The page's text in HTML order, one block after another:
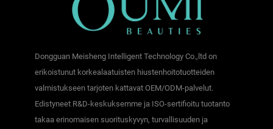
Dongguan Meisheng Intelligent Technology Co.,ltd on
erikoistunut korkealaatuisten hiustenhoitotuotteiden
valmistukseen tarjoten kattavat OEM/ODM-palvelut.
Edistyneet R&D-keskuksemme ja ISO-sertifioitu tuotanto
takaa erinomaisen suorituskyvyn, turvallisuuden ja